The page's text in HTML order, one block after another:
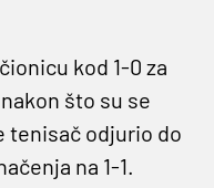
kod 1-0 za
što su se
tenisač odjurio do
na 1-1.